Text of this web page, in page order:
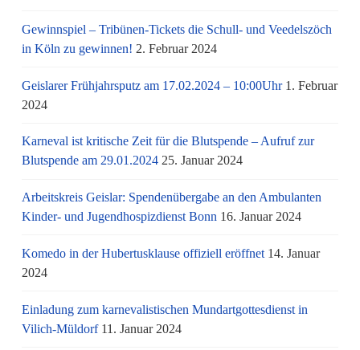
Gewinnspiel – Tribünen-Tickets die Schull- und Veedelszöch
in Köln zu gewinnen! 2. Februar 2024
Geislarer Frühjahrsputz am 17.02.2024 – 10:00Uhr 1. Februar
2024
Karneval ist kritische Zeit für die Blutspende – Aufruf zur
Blutspende am 29.01.2024 25. Januar 2024
Arbeitskreis Geislar: Spendenübergabe an den Ambulanten
Kinder- und Jugendhospizdienst Bonn 16. Januar 2024
Komedo in der Hubertusklause offiziell eröffnet 14. Januar
2024
Einladung zum karnevalistischen Mundartgottesdienst in
Vilich-Müldorf 11. Januar 2024